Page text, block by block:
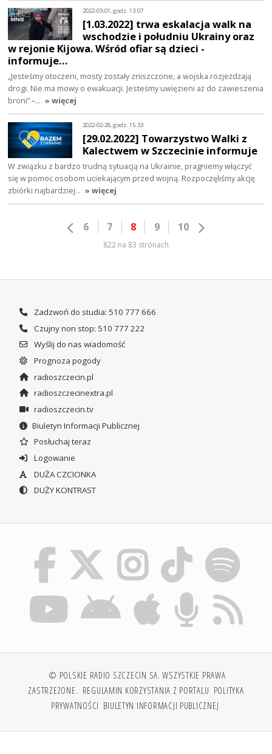
2022-03-01, godz. 13:07
[1.03.2022] trwa eskalacja walk na
wschodzie i południu Ukrainy oraz
w rejonie Kijowa. Wśród ofiar są dzieci -
informuje…
„Jesteśmy otoczeni, mosty zostały zniszczone, a wojska rozjeżdżają
drogi. Nie ma mowy o ewakuacji. Jesteśmy uwięzieni aż do zawieszenia
broni” –… » więcej
2022-02-28, godz. 15:33
[29.02.2022] Towarzystwo Walki z
Kalectwem w Szczecinie informuje
W związku z bardzo trudną sytuacją na Ukrainie, pragniemy włączyć
się w pomoc osobom uciekającym przed wojną. Rozpoczęliśmy akcję
zbiórki najbardziej… » więcej
6 7 8 9 10
822 na 83 stronach
Zadzwoń do studia: 510 777 666
Czujny non stop: 510 777 222
Wyślij do nas wiadomość
Prognoza pogody
radioszczecin.pl
radioszczecinextra.pl
radioszczecin.tv
Biuletyn Informacji Publicznej
Posłuchaj teraz
Logowanie
DUŻA CZCIONKA
DUŻY KONTRAST
© POLSKIE RADIO SZCZECIN SA. WSZYSTKIE PRAWA
ZASTRZEŻONE. REGULAMIN KORZYSTANIA Z PORTALU POLITYKA
PRYWATNOŚCI BIULETYN INFORMACJI PUBLICZNEJ